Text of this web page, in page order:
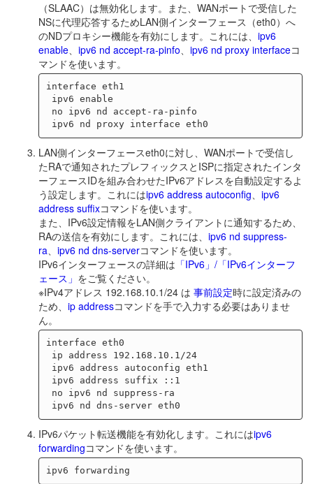
（SLAAC）は無効化します。また、WANポートで受信した
NSに代理応答するためLAN側インターフェース（eth0）へ
のNDプロキシー機能を有効にします。これには、 ipv6
enable
ipv6 nd accept-ra-pinfo ipv6 nd proxy interfaceコ
マンドを使います。
interface eth1
LAN側インターフェースeth0に対し、WANポートで受信し
たRAで通知されたプレフィックスとISPに指定されたインタ
ーフェースIDを組み合わせたIPv6アドレスを自動設定するよ
う設定します。これにはipv6 address autoconfig
ipv6
address suffixコマンドを使います。
また、IPv6設定情報をLAN側クライアントに通知するため、
RAの送信を有効にします。これには、 ipv6 nd suppress-
ra
ipv6 nd dns-serverコマンドを使います。
IPv6インターフェースの詳細は 「IPv6」/「IPv6インターフ
ェース」 をご覧ください。
※IPv4アドレス 192.168.10.1/24 は 事前設定時に設定済みの
ため、 ip addressコマンドを手で入力する必要はありませ
ん。
interface eth0
IPv6パケット転送機能を有効化します。これにはipv6
forwardingコマンドを使います。